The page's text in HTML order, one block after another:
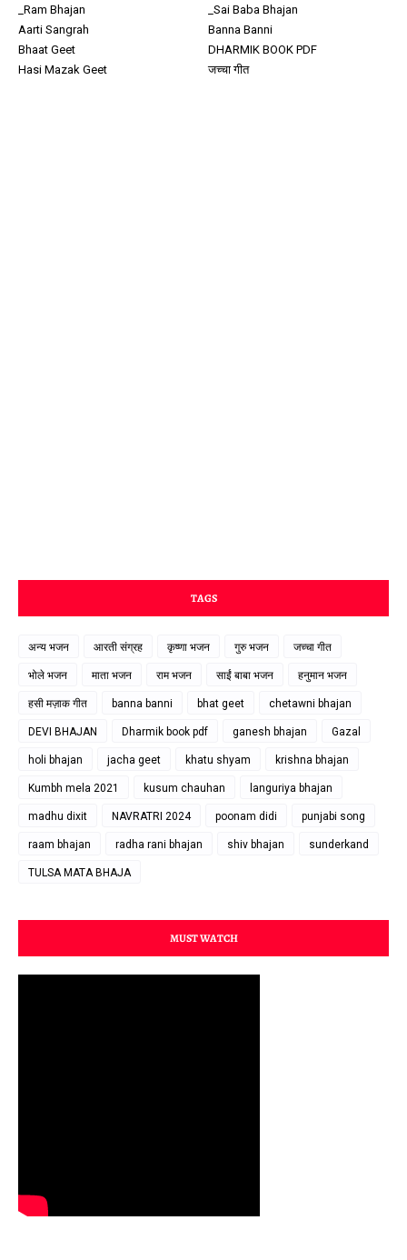
_Ram Bhajan
_Sai Baba Bhajan
Aarti Sangrah
Banna Banni
Bhaat Geet
DHARMIK BOOK PDF
Hasi Mazak Geet
जच्चा गीत
TAGS
अन्य भजन आरती संग्रह कृष्णा भजन गुरु भजन जच्चा गीत
भोले भजन माता भजन राम भजन साईं बाबा भजन हनुमान भजन
हसी मज़ाक गीत banna banni bhat geet chetawni bhajan
DEVI BHAJAN Dharmik book pdf ganesh bhajan Gazal
holi bhajan jacha geet khatu shyam krishna bhajan
Kumbh mela 2021 kusum chauhan languriya bhajan
madhu dixit NAVRATRI 2024 poonam didi punjabi song
raam bhajan radha rani bhajan shiv bhajan sunderkand
TULSA MATA BHAJA
MUST WATCH